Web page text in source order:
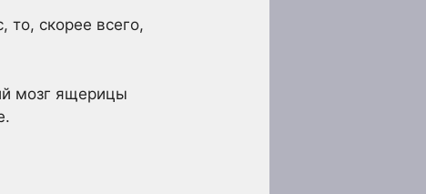
то, скорее всего,
мозг ящерицы